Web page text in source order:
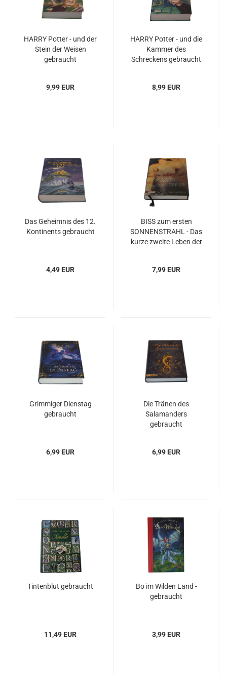
HARRY Potter - und der
Stein der Weisen
gebraucht
9,99 EUR
HARRY Potter - und die
Kammer des
Schreckens gebraucht
8,99 EUR
Das Geheimnis des 12.
Kontinents gebraucht
4,49 EUR
BISS zum ersten
SONNENSTRAHL - Das
kurze zweite Leben der
7,99 EUR
Grimmiger Dienstag
gebraucht
6,99 EUR
Die Tränen des
Salamanders
gebraucht
6,99 EUR
Tintenblut gebraucht
11,49 EUR
Bo im Wilden Land -
gebraucht
3,99 EUR